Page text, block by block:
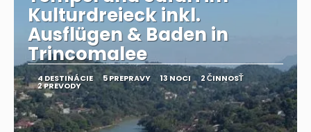
Kulturdreieck inkl.
Ausflügen & Baden in
Trincomalee
4 DESTINÁCIE 5 PREPRAVY 13 NOCI 2 ČINNOSŤ
2 PREVODY